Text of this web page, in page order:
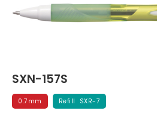
SXN-157S
0.7mm Refill SXR-7